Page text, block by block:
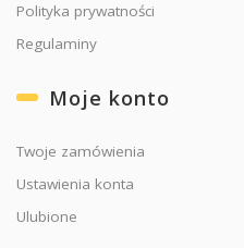
Polityka prywatności
Regulaminy
Moje konto
Twoje zamówienia
Ustawienia konta
Ulubione